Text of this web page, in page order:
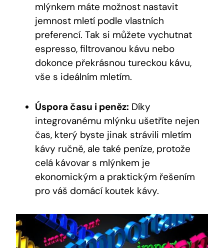
mlýnkem máte možnost nastavit
jemnost mletí podle vlastních
preferencí. Tak si můžete vychutnat
espresso, filtrovanou kávu nebo
dokonce překrásnou tureckou kávu,
vše s ideálním mletím.
Úspora času i peněz: Díky
integrovanému mlýnku ušetříte nejen
čas, který byste jinak strávili mletím
kávy ručně, ale také peníze, protože
celá kávovar s mlýnkem je
ekonomickým a praktickým řešením
pro váš domácí koutek kávy.